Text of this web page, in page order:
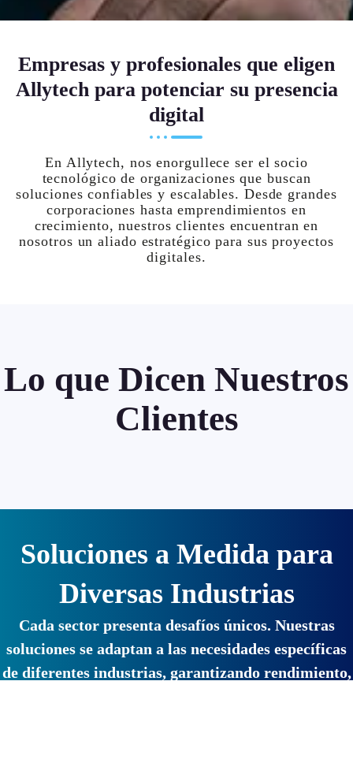
Empresas y profesionales que eligen
Allytech para potenciar su presencia
digital
En Allytech, nos enorgullece ser el socio
tecnológico de organizaciones que buscan
soluciones confiables y escalables. Desde grandes
corporaciones hasta emprendimientos en
crecimiento, nuestros clientes encuentran en
nosotros un aliado estratégico para sus proyectos
digitales.
Lo que Dicen Nuestros
Clientes
Soluciones a Medida para
Diversas Industrias
Cada sector presenta desafíos únicos. Nuestras
soluciones se adaptan a las necesidades específicas
de diferentes industrias, garantizando rendimiento,